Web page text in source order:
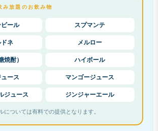
み放題のお飲み物
ール スプマンテ
ネ メルロー
焼酎） ハイボール
ース マンゴージュース
ジュース ジンジャーエール
については有料での提供となります。